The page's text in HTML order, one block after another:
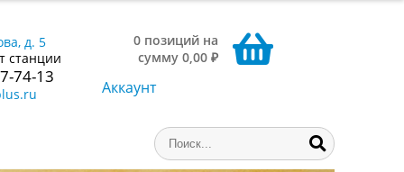
д. 5
станции
74-13
0 позиций на
сумму 0,00 ₽
Аккаунт